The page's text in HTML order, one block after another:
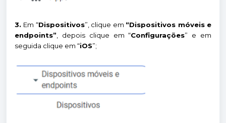
3. Em “Dispositivos”, clique em “Dispositivos móveis e
endpoints” , depois clique em “Configurações” e em
seguida clique em “iOS”;